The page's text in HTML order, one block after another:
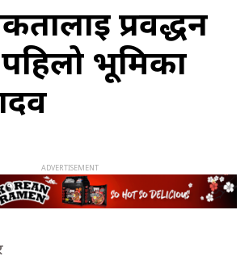
प्रवर्द्धन
पहिलो भूमिका